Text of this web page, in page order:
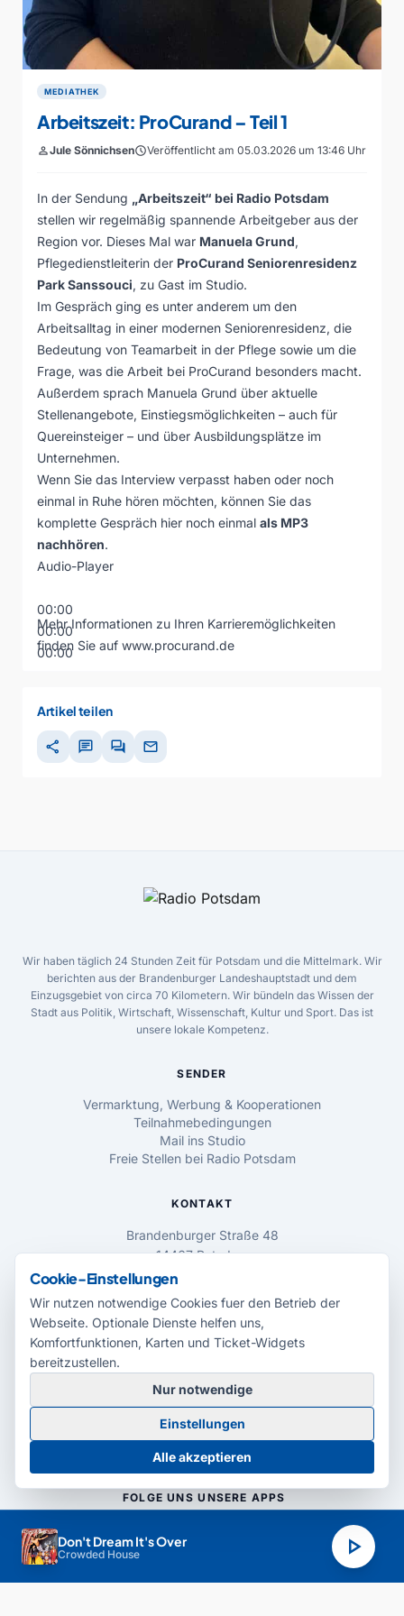
MEDIATHEK
Arbeitszeit: ProCurand – Teil 1
personJule SönnichsenscheduleVeröffentlicht am 05.03.2026 um 13:46 Uhr
In der Sendung „Arbeitszeit“ bei Radio Potsdam
stellen wir regelmäßig spannende Arbeitgeber aus der
Region vor. Dieses Mal war Manuela Grund,
Pflegedienstleiterin der ProCurand Seniorenresidenz
Park Sanssouci, zu Gast im Studio.
Im Gespräch ging es unter anderem um den
Arbeitsalltag in einer modernen Seniorenresidenz, die
Bedeutung von Teamarbeit in der Pflege sowie um die
Frage, was die Arbeit bei ProCurand besonders macht.
Außerdem sprach Manuela Grund über aktuelle
Stellenangebote, Einstiegsmöglichkeiten – auch für
Quereinsteiger – und über Ausbildungsplätze im
Unternehmen.
Wenn Sie das Interview verpasst haben oder noch
einmal in Ruhe hören möchten, können Sie das
komplette Gespräch hier noch einmal als MP3
nachhören.
Audio-Player
00:00
00:00
00:00
Mehr Informationen zu Ihren Karrieremöglichkeiten
finden Sie auf www.procurand.de
Artikel teilen
share chat forum mail
Don't Dream It's Over
Crowded House play_arrow
Wir haben täglich 24 Stunden Zeit für Potsdam und die Mittelmark. Wir
berichten aus der Brandenburger Landeshauptstadt und dem
Einzugsgebiet von circa 70 Kilometern. Wir bündeln das Wissen der
Stadt aus Politik, Wirtschaft, Wissenschaft, Kultur und Sport. Das ist
unsere lokale Kompetenz.
SENDER
Vermarktung, Werbung & Kooperationen
Teilnahmebedingungen
Mail ins Studio
Freie Stellen bei Radio Potsdam
KONTAKT
Brandenburger Straße 48
14467 Potsdam
call0331 581 692 30
mailstudio@radio-potsdam.de
Eine Gewinnabholung ist von Montag – Freitag
BARRIEREFREIHEIT
accessibility_new
FOLGE UNS UNSERE APPS
Cookie-Einstellungen
Wir nutzen notwendige Cookies fuer den Betrieb der
Webseite. Optionale Dienste helfen uns,
Komfortfunktionen, Karten und Ticket-Widgets
bereitzustellen.
Nur notwendige
Einstellungen
Alle akzeptieren